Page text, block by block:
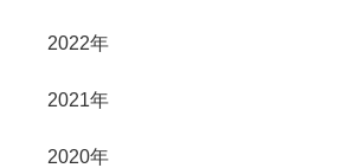
2022年
2021年
2020年